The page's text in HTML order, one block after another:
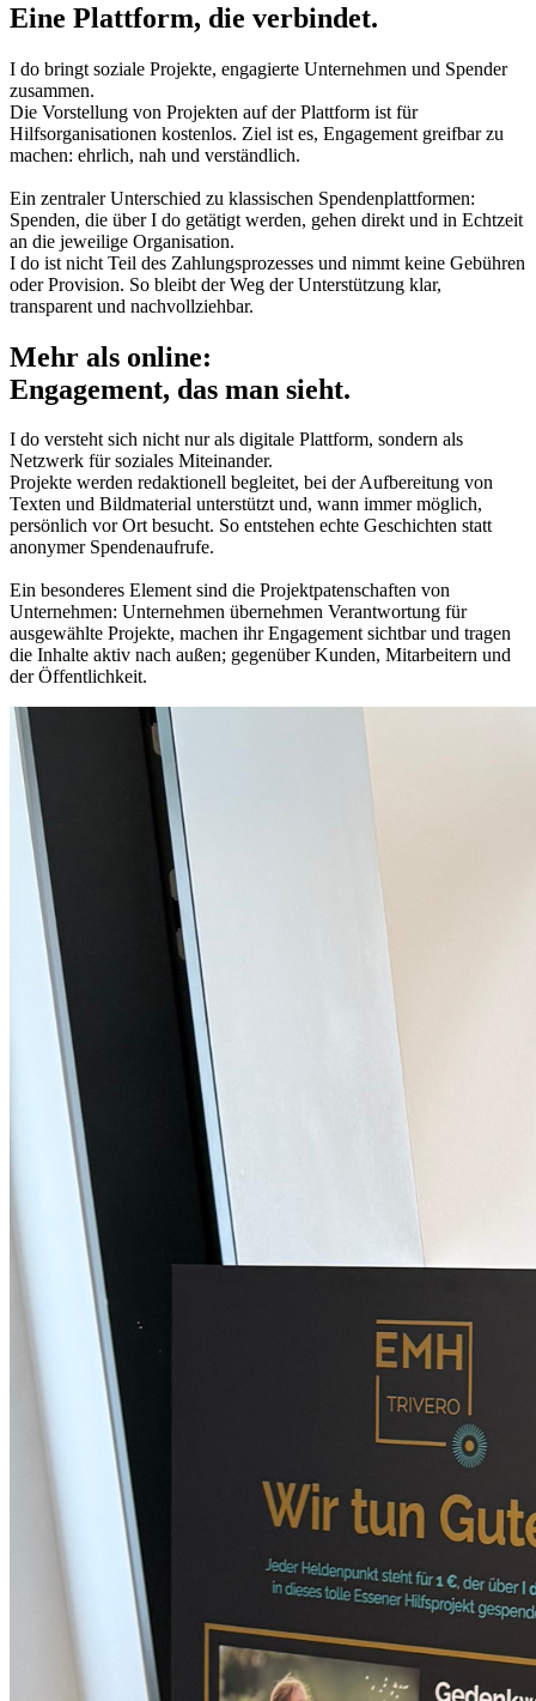
Eine Plattform, die verbindet.
I do bringt soziale Projekte, engagierte Unternehmen und Spender
zusammen.
Die Vorstellung von Projekten auf der Plattform ist für
Hilfsorganisationen kostenlos. Ziel ist es, Engagement greifbar zu
machen: ehrlich, nah und verständlich.
Ein zentraler Unterschied zu klassischen Spendenplattformen:
Spenden, die über I do getätigt werden, gehen direkt und in Echtzeit
an die jeweilige Organisation.
I do ist nicht Teil des Zahlungsprozesses und nimmt keine Gebühren
oder Provision. So bleibt der Weg der Unterstützung klar,
transparent und nachvollziehbar.
Mehr als online:
Engagement, das man sieht.
I do versteht sich nicht nur als digitale Plattform, sondern als
Netzwerk für soziales Miteinander.
Projekte werden redaktionell begleitet, bei der Aufbereitung von
Texten und Bildmaterial unterstützt und, wann immer möglich,
persönlich vor Ort besucht. So entstehen echte Geschichten statt
anonymer Spendenaufrufe.
Ein besonderes Element sind die Projektpatenschaften von
Unternehmen: Unternehmen übernehmen Verantwortung für
ausgewählte Projekte, machen ihr Engagement sichtbar und tragen
die Inhalte aktiv nach außen; gegenüber Kunden, Mitarbeitern und
der Öffentlichkeit.